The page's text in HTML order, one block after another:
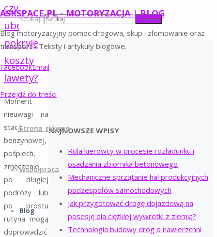
Szukaj: Szukaj
ASKSPACE.PL - MOTORYZACJA | BLOG
Blog motoryzacyjny pomoc drogowa, skup i złomowanie oraz
transport - Teksty i artykuły blogowe.
FacebookEmail
Przejdź do treści
Strona główna
Współpraca
Blog
czy
ubezpieczyciel
pokryje
koszty
lawety?
Moment
nieuwagi na
stacji
benzynowej,
pośpiech,
zmęczenie
po długiej
podróży lub
po prostu
rutyna mogą
doprowadzić
NAJNOWSZE WPISY
Rola kierowcy w procesie rozładunku i
osadzania zbiornika betonowego
Mechaniczne sprzątanie hal produkcyjnych
podzespołów samochodowych
Jak przygotować drogę dojazdową na
posesję dla ciężkiej wywrotki z ziemią?
Technologia budowy dróg o nawierzchni